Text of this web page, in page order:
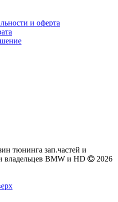
и оферта
тюнинга зап.частей и
владельцев BMW и HD
2026